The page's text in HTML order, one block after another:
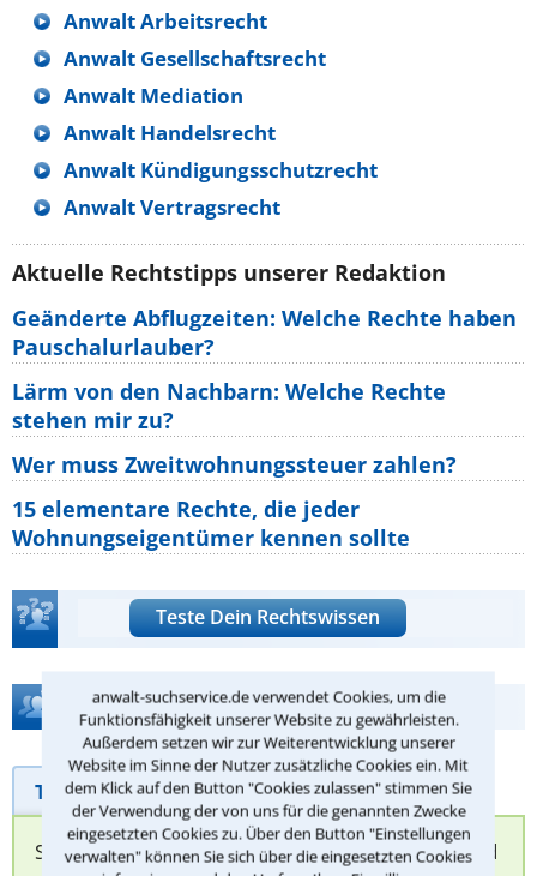
anwalt-suchservice.de verwendet Cookies, um die
Funktionsfähigkeit unserer Website zu gewährleisten.
Außerdem setzen wir zur Weiterentwicklung unserer
Website im Sinne der Nutzer zusätzliche Cookies ein. Mit
dem Klick auf den Button "Cookies zulassen" stimmen Sie
der Verwendung der von uns für die genannten Zwecke
eingesetzten Cookies zu. Über den Button "Einstellungen
verwalten" können Sie sich über die eingesetzten Cookies
Anwalt Arbeitsrecht
Anwalt Gesellschaftsrecht
Anwalt Mediation
Anwalt Handelsrecht
Anwalt Kündigungsschutzrecht
Anwalt Vertragsrecht
Aktuelle Rechtstipps unserer Redaktion
Geänderte Abflugzeiten: Welche Rechte haben
Pauschalurlauber?
Lärm von den Nachbarn: Welche Rechte
stehen mir zu?
Wer muss Zweitwohnungssteuer zahlen?
15 elementare Rechte, die jeder
Wohnungseigentümer kennen sollte
Teste Dein Rechtswissen
Hilfe bei Ihrer Anwaltsuche?
Telefonhilfe Beratungsanfrage
Sie können hier Ihren Fall schildern. Anschließend